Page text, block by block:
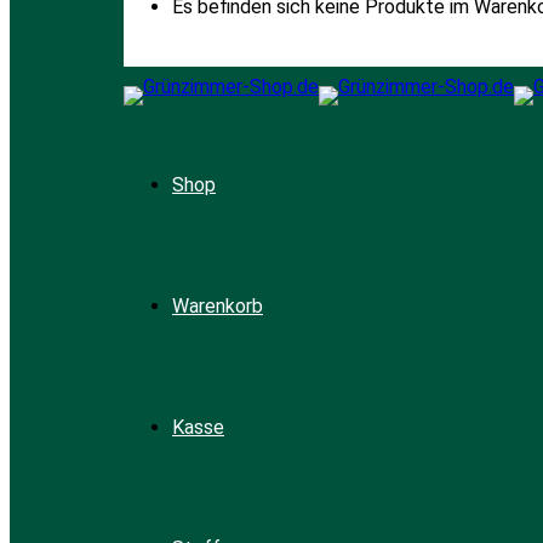
Es befinden sich keine Produkte im
Shop
Warenkorb
Kasse